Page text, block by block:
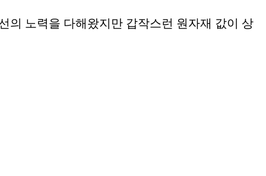
의 노력을 다해왔지만 갑작스런 원자재 값이 상